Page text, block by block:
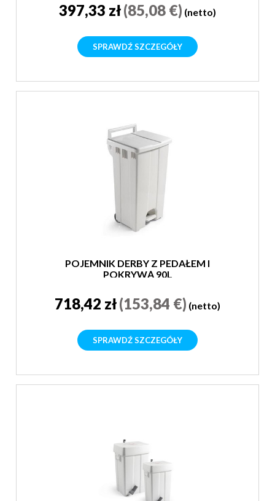
397,33 zł(85,08 €) (netto)
SPRAWDŹ SZCZEGÓŁY
POJEMNIK DERBY Z PEDAŁEM I
POKRYWĄ 90L
718,42 zł(153,84 €) (netto)
SPRAWDŹ SZCZEGÓŁY